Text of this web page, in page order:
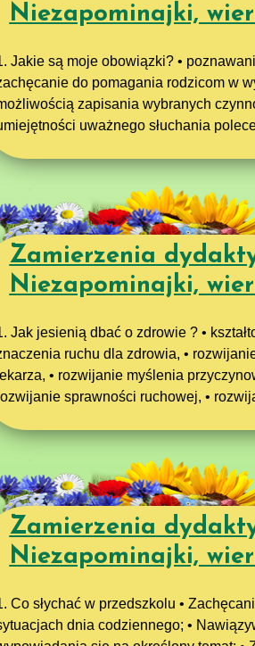
Niezapominajki,
Jakie są moje obowiązki? •
do pomagania rodzicom w
zapisania wybranych
uważnego słuchania
Zamierzenia
Niezapominajki,
Jak jesienią dbać o zdrowie ? •
ruchu dla zdrowia, •
• rozwijanie myślenia
sprawności ruchowej, •
Zamierzenia
Niezapominajki,
Co słychać w przedszkolu •
dnia codziennego; •